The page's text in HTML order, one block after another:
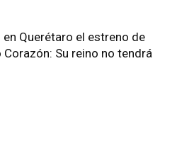
en Querétaro el estreno de
Corazón: Su reino no tendrá